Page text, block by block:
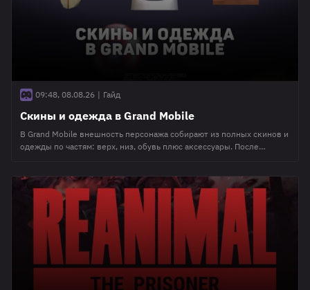
09:48, 08.08.26 | Гайд
Скины и одежда в Grand Mobile
В Grand Mobile внешность персонажа собирают из полных скинов и
одежды по частям: верх, низ, обувь плюс аксессуары. После
костюм отличается от отдельных вещей, где купить скин и как не
потерять нитки при удалении. Скин или одежда по частям